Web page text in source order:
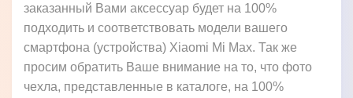
заказанный Вами аксессуар будет на 100%
подходить и соответствовать модели вашего
смартфона (устройства) Xiaomi Mi Max. Так же
просим обратить Ваше внимание на то, что фото
чехла, представленные в каталоге, на 100%